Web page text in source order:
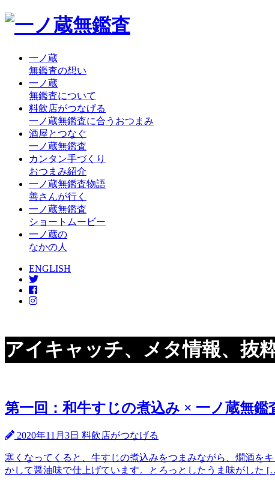
一ノ蔵
無鑑査の想い
一ノ蔵
無鑑査について
料飲店がつなげる
一ノ蔵無鑑査に合うおつまみ
酒屋とつなぐ
一ノ蔵無鑑査
カンタン手づくり
おつまみ紹介
一ノ蔵無鑑査物語
善さんが行く
一ノ蔵無鑑査
ショートムービー
一ノ蔵の
なかの人
ENGLISH
アイキャッチ、メタ情報、抜
第一回：和牛すじの煮込み × 一ノ蔵無鑑
2020年11月3日 料飲店がつなげる
寒くなってくると、牛すじの煮込みをつまみながら、燗酒を
かして醤油味で仕上げています。とろっとしたうま味がした